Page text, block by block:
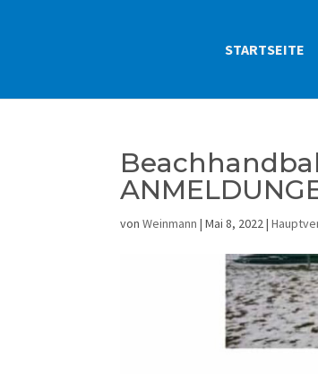
STARTSEITE
vonWeinmann |Mai 8, 2022|